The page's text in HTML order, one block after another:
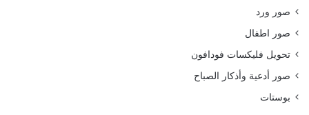
صور ورد
صور اطفال
تحويل فليكسات فودافون
صور أدعية وأذكار الصباح
بوستات